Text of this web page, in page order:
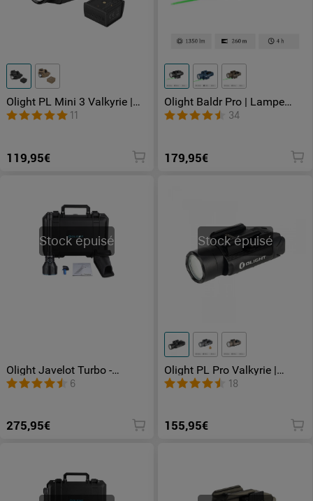
Olight PL Mini 3 Valkyrie |
Lampe tactique avec
batterie détachable
11
119,95€
Olight Baldr Pro | Lampe
Tactique Ultra Puissante
Avec Laser Vert
34
179,95€
Stock épuisé
Olight Javelot Turbo -
Lampe Tactique
Rechargeable Puissante
6
275,95€
Stock épuisé
Olight PL Pro Valkyrie |
Lampe Tactique Super
Puissante
18
155,95€